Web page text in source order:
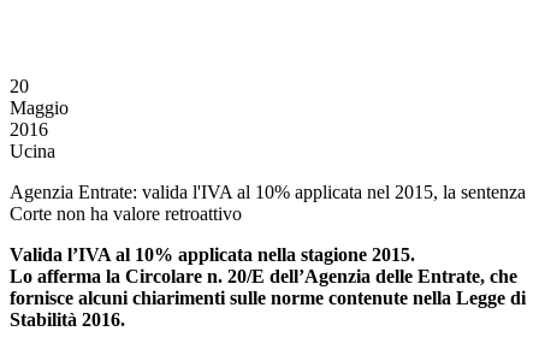
20
Maggio
2016
Ucina
Agenzia Entrate: valida l'IVA al 10% applicata nel 2015, la sentenza
Corte non ha valore retroattivo
Valida l’IVA al 10% applicata nella stagione 2015.
Lo afferma la Circolare n. 20/E dell’Agenzia delle Entrate, che
fornisce alcuni chiarimenti sulle norme contenute nella Legge di
Stabilità 2016.